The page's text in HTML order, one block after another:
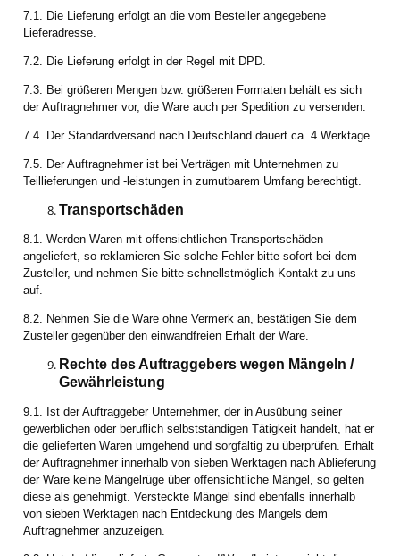
7.1. Die Lieferung erfolgt an die vom Besteller angegebene
Lieferadresse.
7.2. Die Lieferung erfolgt in der Regel mit DPD.
7.3. Bei größeren Mengen bzw. größeren Formaten behält es sich
der Auftragnehmer vor, die Ware auch per Spedition zu versenden.
7.4. Der Standardversand nach Deutschland dauert ca. 4 Werktage.
7.5. Der Auftragnehmer ist bei Verträgen mit Unternehmen zu
Teillieferungen und -leistungen in zumutbarem Umfang berechtigt.
Transportschäden
8.1. Werden Waren mit offensichtlichen Transportschäden
angeliefert, so reklamieren Sie solche Fehler bitte sofort bei dem
Zusteller, und nehmen Sie bitte schnellstmöglich Kontakt zu uns
auf.
8.2. Nehmen Sie die Ware ohne Vermerk an, bestätigen Sie dem
Zusteller gegenüber den einwandfreien Erhalt der Ware.
Rechte des Auftraggebers wegen Mängeln /
Gewährleistung
9.1. Ist der Auftraggeber Unternehmer, der in Ausübung seiner
gewerblichen oder beruflich selbstständigen Tätigkeit handelt, hat er
die gelieferten Waren umgehend und sorgfältig zu überprüfen. Erhält
der Auftragnehmer innerhalb von sieben Werktagen nach Ablieferung
der Ware keine Mängelrüge über offensichtliche Mängel, so gelten
diese als genehmigt. Versteckte Mängel sind ebenfalls innerhalb
von sieben Werktagen nach Entdeckung des Mangels dem
Auftragnehmer anzuzeigen.